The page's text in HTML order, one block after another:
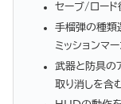
セーブ/ロード
手榴弾の種類
ミッションマ
武器と防具の
取り消しを含